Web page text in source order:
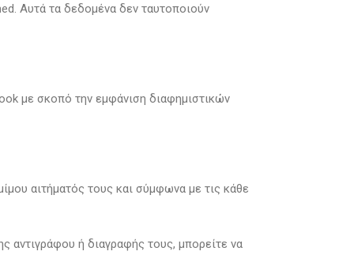
Αυτά τα δεδομένα δεν ταυτοποιούν
με σκοπό την εμφάνιση διαφημιστικών
αιτήματός τους και σύμφωνα με τις κάθε
αντιγράφου ή διαγραφής τους, μπορείτε να